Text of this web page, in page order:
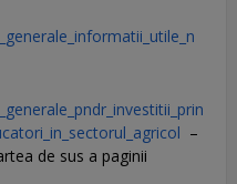
–
de sus a paginii